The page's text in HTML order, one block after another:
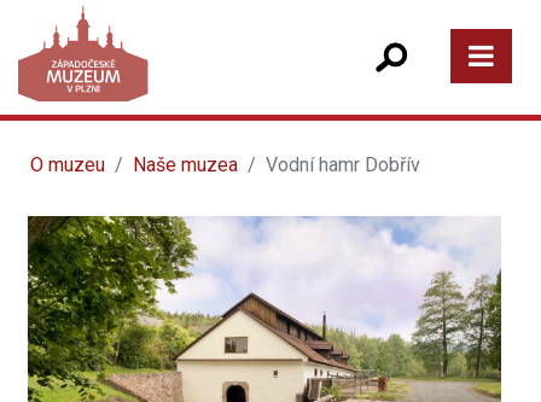
O muzeu Naše muzea Vodní hamr Dobřív